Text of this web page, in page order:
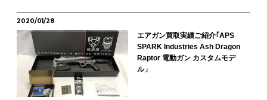
2020/01/28
エアガン買取実績ご紹介｢APS
SPARK Industries Ash Dragon
Raptor 電動ガン カスタムモデ
ル」